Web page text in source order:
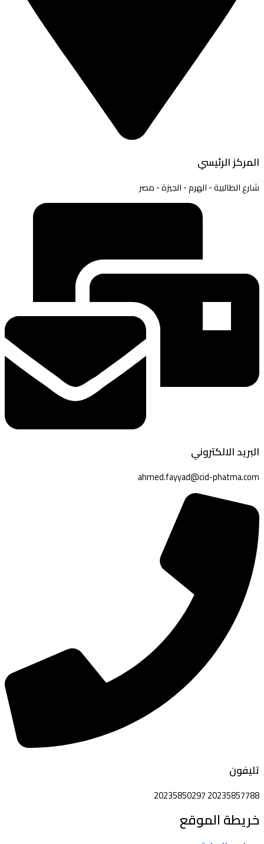
المركز الرئيسي
شارع الطالبية - الهرم - الجيزة - مصر
البريد الالكتروني
ahmed.fayyad@cid-phatma.com
تليفون
20235857788 20235850297
خريطة الموقع